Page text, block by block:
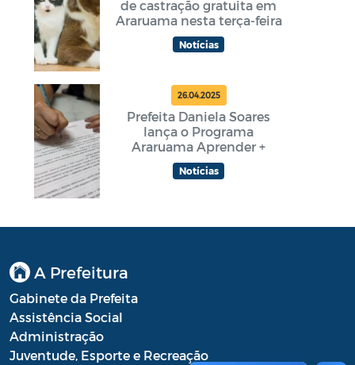
de castração gratuita em
Araruama nesta terça-feira
Notícias
26.04.2025
Prefeita Daniela Soares
lança o Programa
Araruama Aprender +
Notícias
A Prefeitura
Gabinete da Prefeita
Assistência Social
Administração
Juventude, Esporte e Recreação